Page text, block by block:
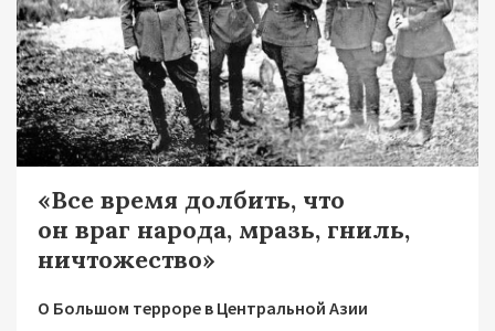
«Все время долбить, что
он враг народа, мразь, гниль,
ничтожество»
О Большом терроре в Центральной Азии